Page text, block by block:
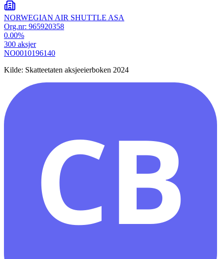
NORWEGIAN AIR SHUTTLE ASA
Org.nr: 965920358
0.00%
300 aksjer
NO0010196140
Kilde: Skatteetaten aksjeeierboken 2024
CB